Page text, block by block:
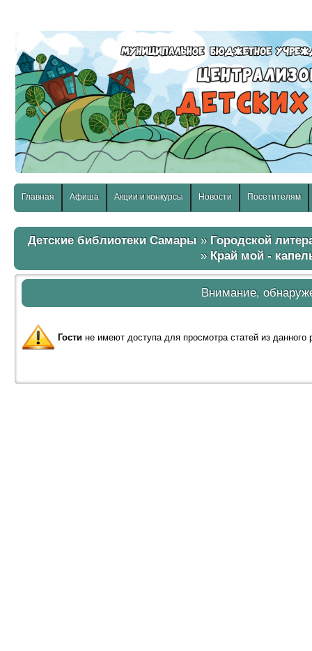
Главная Афиша Акции и конкурсы Новости Посетителям
Детские библиотеки Самары » Городской
» Край мой -
Внимание,
Гости не имеют доступа для просмотра статей из данного